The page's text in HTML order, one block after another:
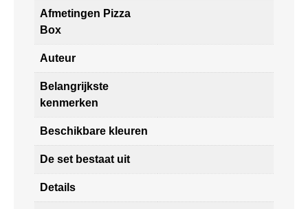
Afmetingen Pizza
Box
Auteur
Belangrijkste
kenmerken
Beschikbare kleuren
De set bestaat uit
Details